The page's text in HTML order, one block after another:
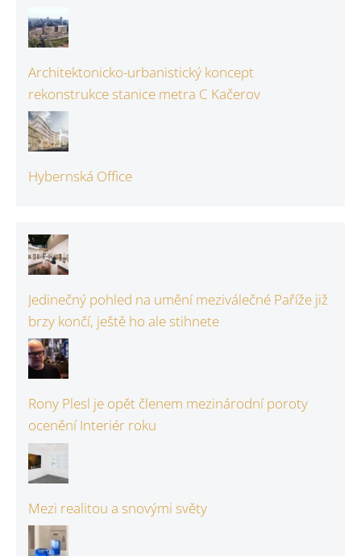
Architektonicko-urbanistický koncept
rekonstrukce stanice metra C Kačerov
Hybernská Office
Jedinečný pohled na umění meziválečné Paříže již
brzy končí, ještě ho ale stihnete
Rony Plesl je opět členem mezinárodní poroty
ocenění Interiér roku
Mezi realitou a snovými světy